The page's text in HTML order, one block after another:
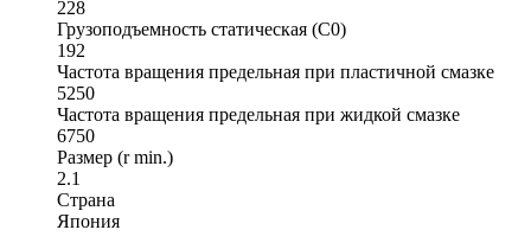
228
Грузоподъемность статическая (C0)
192
Частота вращения предельная при пластичной смазке
5250
Частота вращения предельная при жидкой смазке
6750
Размер (r min.)
2.1
Страна
Япония